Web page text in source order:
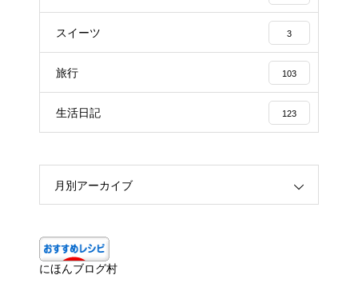
スイーツ 3
旅行 103
生活日記 123
月別アーカイブ
にほんブログ村